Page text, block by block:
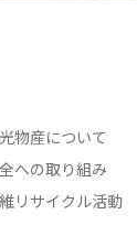
物産について
への取り組み
リサイクル活動